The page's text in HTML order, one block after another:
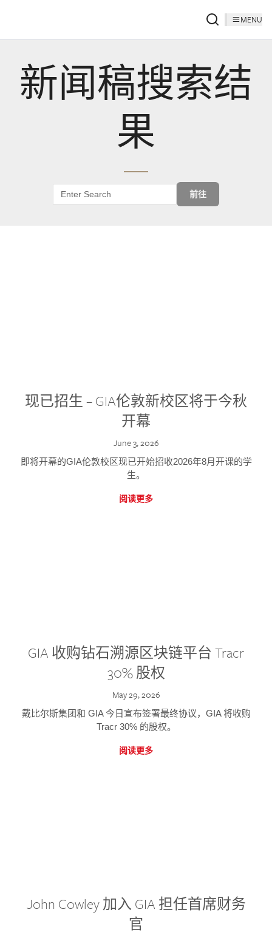
MENU
新闻稿搜索结
果
前往
现已招生 – GIA伦敦新校区将于今秋
开幕
June 3, 2026
即将开幕的GIA伦敦校区现已开始招收2026年8月开课的学
生。
阅读更多
GIA 收购钻石溯源区块链平台 Tracr
30% 股权
May 29, 2026
戴比尔斯集团和 GIA 今日宣布签署最终协议，GIA 将收购
Tracr 30% 的股权。
阅读更多
John Cowley 加入 GIA 担任首席财务
官